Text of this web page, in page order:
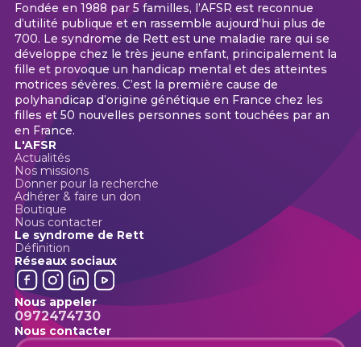
Fondée en 1988 par 5 familles, l’AFSR est reconnue
d’utilité publique et en rassemble aujourd’hui plus de
700. Le syndrome de Rett est une maladie rare qui se
développe chez le très jeune enfant, principalement la
fille et provoque un handicap mental et des atteintes
motrices sévères. C’est la première cause de
polyhandicap d’origine génétique en France chez les
filles et 50 nouvelles personnes sont touchées par an
en France.
L'AFSR
Actualités
Nos missions
Donner pour la recherche
Adhérer & faire un don
Boutique
Nous contacter
Le syndrome de Rett
Définition
Réseaux sociaux
Nous appeler
0972474730
Nous contacter